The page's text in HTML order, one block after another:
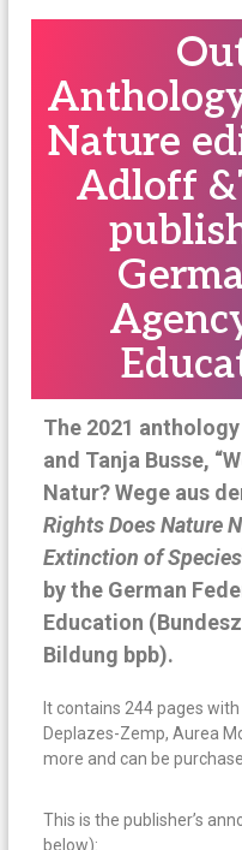
Nature
Adloff
The 2021
and Tanja Busse,
Natur? Wege aus
Rights Does Nature
Extinction of Species
by the German
Education
Bildung bpb).
It contains 244 pages
Deplazes-Zemp, Aurea
more and can be
This is the publisher’s
below):